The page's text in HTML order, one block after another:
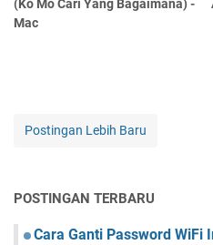
(Ko Mo Cari Yang Bagaimana) -
Mac
Postingan Lebih Baru
POSTINGAN TERBARU
Cara Ganti Password WiFi